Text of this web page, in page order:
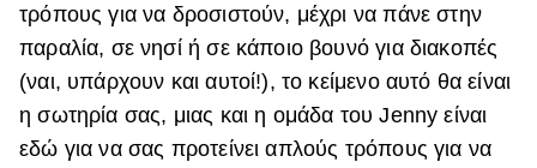
Αφιερώματα
ΒΟΞ
τρόπους για να δροσιστούν, μέχρι να πάνε στην
παραλία, σε νησί ή σε κάποιο βουνό για διακοπές
(ναι, υπάρχουν και αυτοί!), το κείμενο αυτό θα είναι
η σωτηρία σας, μιας και η ομάδα τουJenny είναι
εδώ για να σας προτείνει απλούς τρόπους για να